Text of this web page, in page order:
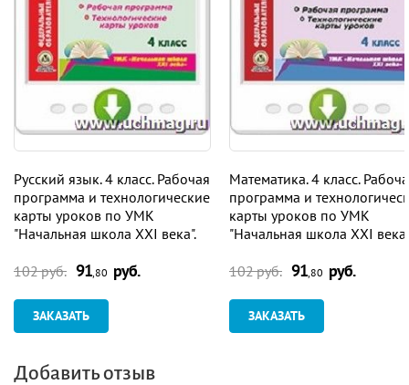
Русский язык. 4 класс. Рабочая
программа и технологические
карты уроков по УМК
"Начальная школа XXI века".
через Интернет
102 руб. 91 ,80 руб.
ЗАКАЗАТЬ
Математика. 4 класс.
программа и
карты уроков по УМК
"Начальная школа XXI
через Интернет
102 руб. 91 ,80 руб.
ЗАКАЗАТЬ
Добавить отзыв